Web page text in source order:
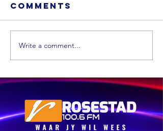
Vonke spat
tussen
ANC-LP
Comments
Write a comment...